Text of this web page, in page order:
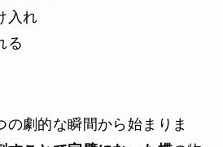
入れ
る
の劇的な瞬間から始まりま